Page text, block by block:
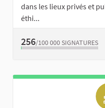
dans les lieux privés et
éthi...
256/100 000 SIGNATURES